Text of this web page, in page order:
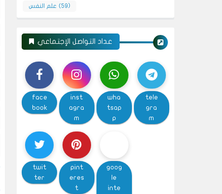
علم النفس (59)
عداد التواصل الإجتماعي
face
book
inst
agra
m
wha
tsap
p
tele
gra
m
twit
ter
pint
eres
t
goog
le
inte